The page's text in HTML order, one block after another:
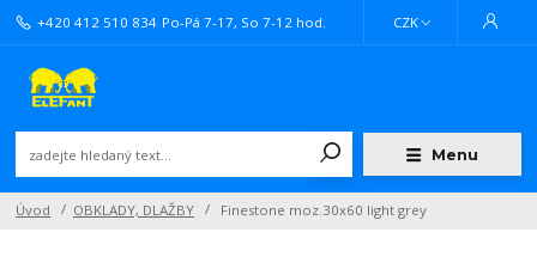
Menu
CZK
+420 412 510 834 Po-Pá 7-17, So 7-12 hod.
Úvod OBKLADY, DLAŽBY Finestone moz.30x60 light grey